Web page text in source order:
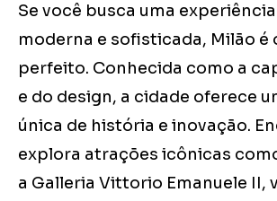
Se você busca uma
moderna e sofisticada, Milão é
perfeito. Conhecida como a
e do design, a cidade oferece
única de história e inovação.
explora atrações icônicas
a Galleria Vittorio Emanuele II,